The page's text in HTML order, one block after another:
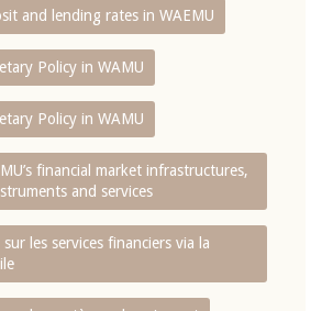
and lending rates in WAEMU
Policy in WAMU
Policy in WAMU
financial market infrastructures,
and services
les services financiers via la